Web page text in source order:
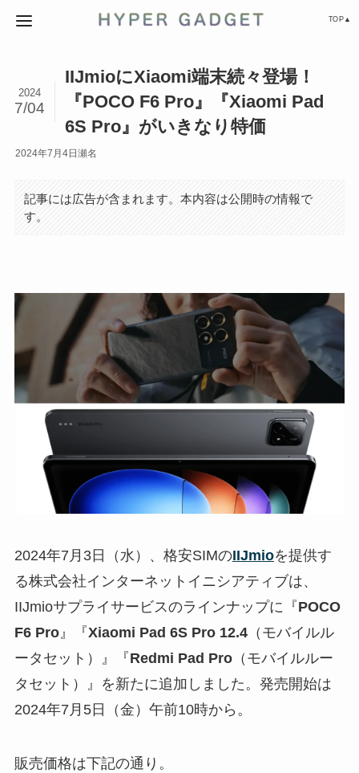
TOP▲
IIJmioにXiaomi端末続々登場！
『POCO F6 Pro』『Xiaomi Pad
6S Pro』がいきなり特価
2024
7/04
2024年7月4日 瀬名
記事には広告が含まれます。本内容は公開時の情報で
す。
2024年7月3日（水）、格安SIMのIIJmioを提供す
る株式会社インターネットイニシアティブは、
IIJmioサプライサービスのラインナップに『POCO
F6 Pro』『Xiaomi Pad 6S Pro 12.4（モバイルル
ータセット）』『Redmi Pad Pro（モバイルルー
タセット）』を新たに追加しました。発売開始は
2024年7月5日（金）午前10時から。
販売価格は下記の通り。